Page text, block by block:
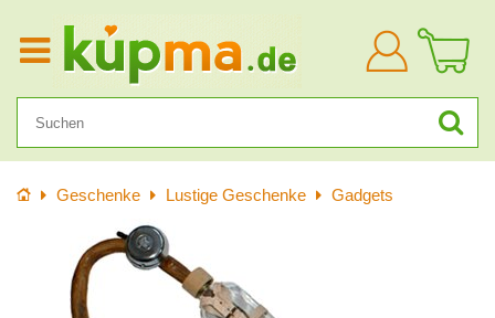
Anmelden
StartseiteGeschenke Lustige Geschenke Gadgets